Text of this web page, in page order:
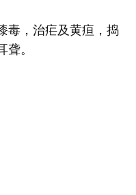
毒，治疟及黄疸，捣
。